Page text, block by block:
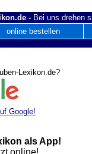
- Bei uns drehen
online bestellen
Lexikon.de?
Google!
als App!
online!